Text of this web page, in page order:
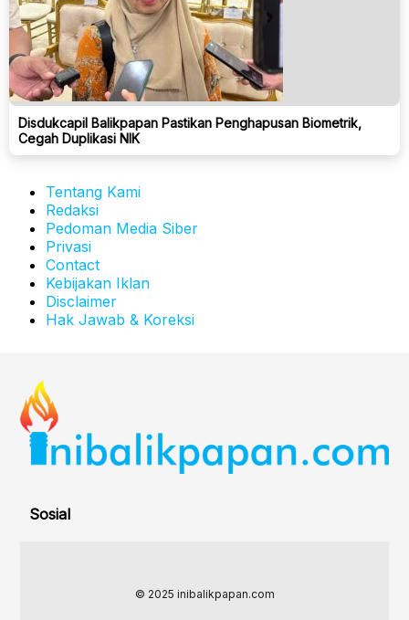
Disdukcapil Balikpapan Pastikan Penghapusan Biometrik,
Cegah Duplikasi NIK
Tentang Kami
Redaksi
Pedoman Media Siber
Privasi
Contact
Kebijakan Iklan
Disclaimer
Hak Jawab & Koreksi
Sosial
© 2025 inibalikpapan.com